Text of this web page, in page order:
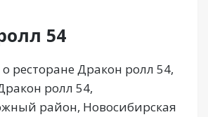
54
ресторане Дракон ролл 54,
ролл 54,
район, Новосибирская